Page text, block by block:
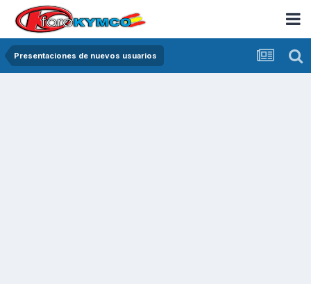
Presentaciones de nuevos usuarios